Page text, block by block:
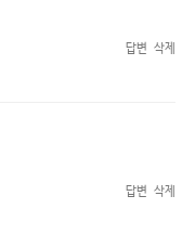
답변 삭제
답변 삭제